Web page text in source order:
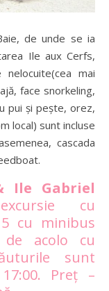
de unde se ia
Ile aux Cerfs,
mai
face snorkeling,
pui și pește, orez,
local) sunt incluse
cascada
Ile Gabriel
cu
cu minibus
acolo cu
sunt
Preț –